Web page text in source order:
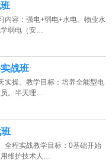
内容：强电+弱电+水电。物业水
弱电（安…
战班
实操。教学目标：培养全能型电
员。半天理…
全程实战教学目标：0基础开始
维护技术人…